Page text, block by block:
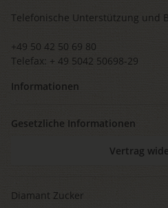
Telefonische Unterstützung und
+49 50 42 50 69 80
Telefax: + 49 5042 50698-29
Informationen
Gesetzliche Informationen
Vertrag
Diamant Zucker